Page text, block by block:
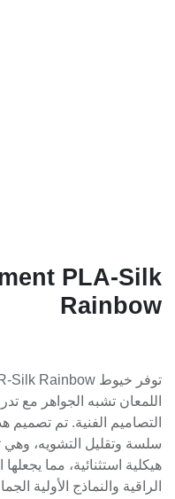
PLA-Silk
Rainbow
اللمعان تشبه الجواهر مع
التصاميم الفنية. تم تصميم
سلسة وتقليل التشويه، وهي
هيكلية استثنائية، مما
الراقية والنماذج الأولية